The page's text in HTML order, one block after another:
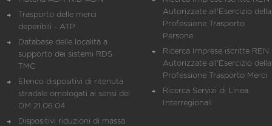
Trasporto delle merci
deperibili - ATP
Database delle località a
supporto dei sistemi RDS
TMC
Elenco dispositivi di ritenuta
stradale omologati ai sensi del
DM 21.06.04
Dispositivi riduzioni di massa
Autorizzate all'Esercizio della
Professione Trasporto
Persone
Ricerca Imprese iscritte REN
Autorizzate all'Esercizio della
Professione Trasporto Merci
Ricerca Servizi di Linea
Interregionali